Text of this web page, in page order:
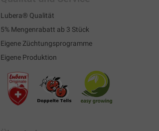
Lubera® Qualität
5% Mengenrabatt ab 3 Stück
Eigene Züchtungsprogramme
Eigene Produktion